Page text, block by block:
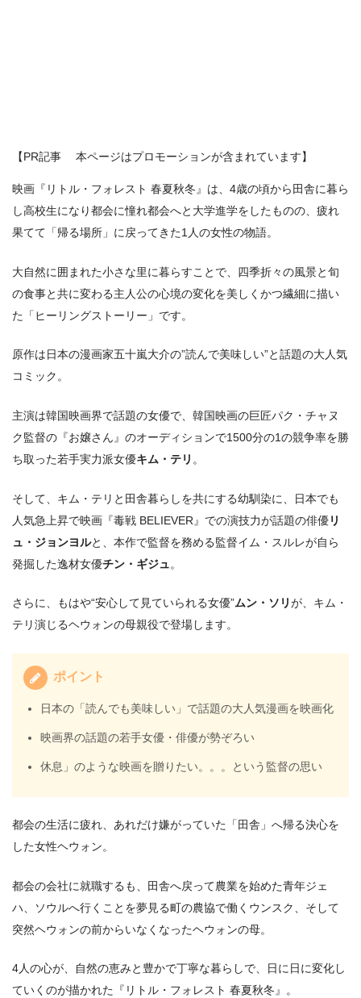
【PR記事 本ページはプロモーションが含まれています】
映画『リトル・フォレスト 春夏秋冬』は、4歳の頃から田舎に暮ら
し高校生になり都会に憧れ都会へと大学進学をしたものの、疲れ
果てて「帰る場所」に戻ってきた1人の女性の物語。
大自然に囲まれた小さな里に暮らすことで、四季折々の風景と旬
の食事と共に変わる主人公の心境の変化を美しくかつ繊細に描い
た「ヒーリングストーリー」です。
原作は日本の漫画家五十嵐大介の”読んで美味しい”と話題の大人気
コミック。
主演は韓国映画界で話題の女優で、韓国映画の巨匠パク・チャヌ
ク監督の『お嬢さん』のオーディションで1500分の1の競争率を勝
ち取った若手実力派女優キム・テリ 。
そして、キム・テリと田舎暮らしを共にする幼馴染に、日本でも
人気急上昇で映画『毒戦 BELIEVER』での演技力が話題の俳優リ
ュ・ジョンヨルと、本作で監督を務める監督イム・スルレが自ら
発掘した逸材女優チン・ギジュ。
さらに、もはや“安心して見ていられる女優”ムン・ソリが、キム・
テリ演じるヘウォンの母親役で登場します。
ポイント
日本の「読んでも美味しい」で話題の大人気漫画を映画化
映画界の話題の若手女優・俳優が勢ぞろい
休息」のような映画を贈りたい。。。という監督の思い
都会の生活に疲れ、あれだけ嫌がっていた「田舎」へ帰る決心を
した女性ヘウォン。
都会の会社に就職するも、田舎へ戻って農業を始めた青年ジェ
ハ、ソウルへ行くことを夢見る町の農協で働くウンスク、そして
突然ヘウォンの前からいなくなったヘウォンの母。
4人の心が、自然の恵みと豊かで丁寧な暮らしで、日に日に変化し
ていくのが描かれた『リトル・フォレスト 春夏秋冬』。